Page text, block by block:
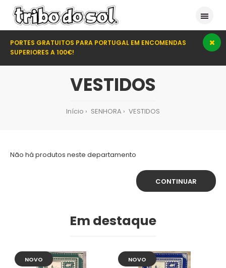
PORTES GRATUITOS PARA PORTUGAL EM ENCOMENDAS
SUPERIORES A 100€!
VESTIDOS
Início SENHORA VESTIDOS
Não há produtos neste departamento
CONTINUAR
Em destaque
NOVO NOVO